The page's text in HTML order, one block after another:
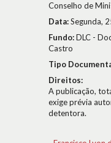
Conselho de
Data:Segunda,
Fundo:DLC -
Castro
Tipo
Direitos:
A publicação,
exige prévia
detentora.